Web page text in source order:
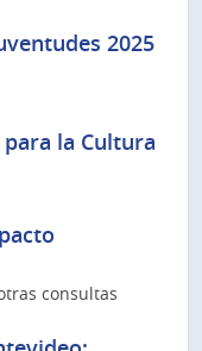
2025
la Cultura
consultas